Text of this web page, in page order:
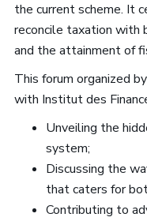
the current scheme. It
reconcile taxation with
and the attainment of
This forum organized
with Institut des
Unveiling the
system;
Discussing the
that caters for
Contributing to